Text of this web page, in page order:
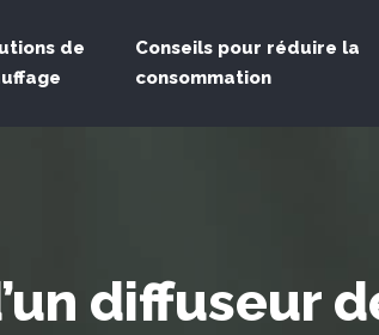
de
Conseils pour réduire la
consommation
diffuseur